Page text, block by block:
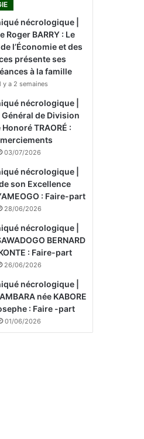
nécrologique |
Roger BARRY : Le
l’Économie et des
présente ses
à la famille
y a 2 semaines
nécrologique |
Général de Division
TRAORÉ :
03/07/2026
nécrologique |
son Excellence
: Faire-part
28/06/2026
nécrologique |
BERNARD
: Faire-part
26/06/2026
nécrologique |
née KABORE
: Faire -part
01/06/2026